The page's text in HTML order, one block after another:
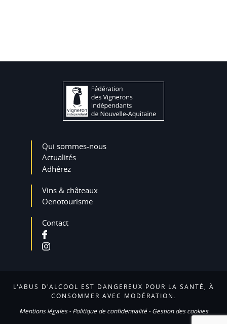
Qui sommes-nous
Actualités
Adhérez
Vins & châteaux
Oenotourisme
Contact
L'ABUS D'ALCOOL EST DANGEREUX POUR LA SANTÉ, À
CONSOMMER AVEC MODÉRATION.
Mentions légales-Politique de confidentialité-Gestion des cookies